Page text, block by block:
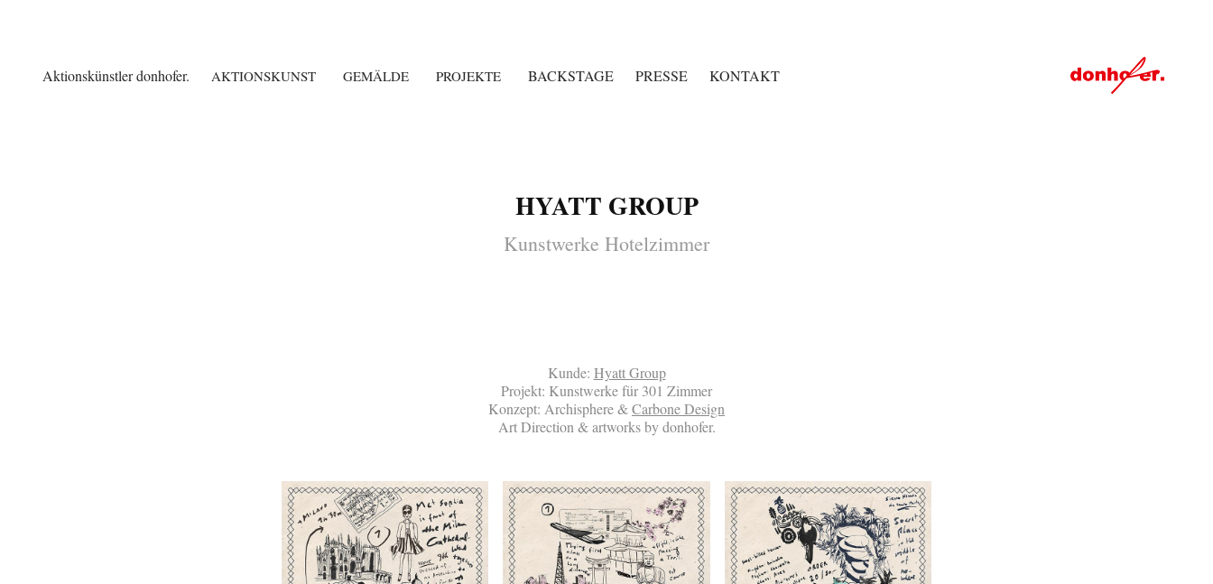
Aktionskünstler donhofer. AKTIONSKUNST GEMÄLDE PROJEKTE BACKSTAGE PRESSE KONTAKT
HYATT GROUP
Kunstwerke Hotelzimmer
Kunde: Hyatt Group
Projekt: Kunstwerke für 301 Zimmer
Konzept: Archisphere &Carbone Design
Art Direction & artworks by donhofer.